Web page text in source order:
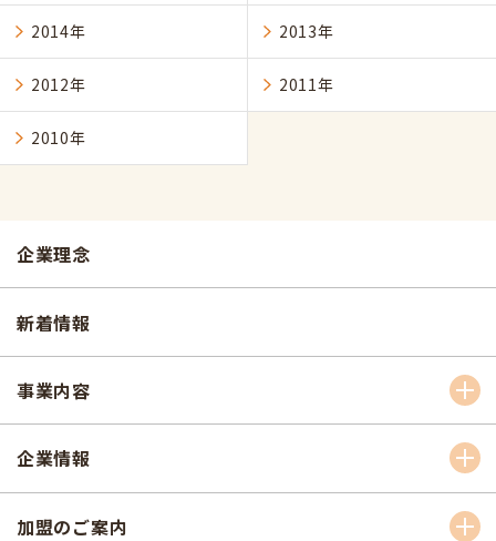
2014年 2013年
2012年 2011年
2010年
企業理念
新着情報
事業内容
企業情報
加盟のご案内